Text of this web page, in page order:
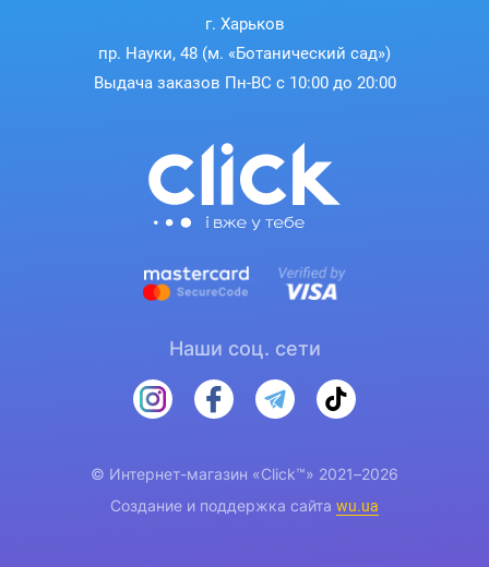
г. Харьков
пр. Науки, 48 (м. «Ботанический сад»)
Выдача заказов Пн-ВС с 10:00 до 20:00
Наши соц. сети
© Интернет-магазин «Click™» 2021–2026
Создание и поддержка сайта wu.ua